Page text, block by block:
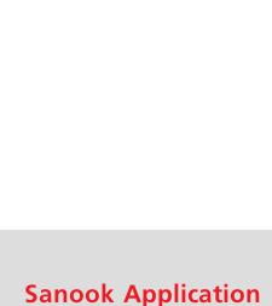
Sanook Application